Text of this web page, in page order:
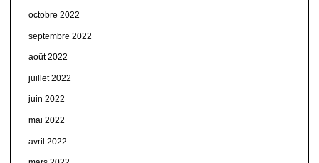
octobre 2022
septembre 2022
août 2022
juillet 2022
juin 2022
mai 2022
avril 2022